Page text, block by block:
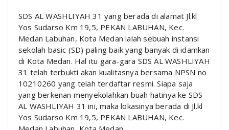
SDS AL WASHLIYAH 31 yang berada di alamat Jl.kl
Yos Sudarso Km 19,5, PEKAN LABUHAN, Kec.
Medan Labuhan, Kota Medan ialah sebuah instansi
sekolah basic (SD) paling baik yang banyak di idamkan
di Kota Medan. Hal itu gara-gara SDS AL WASHLIYAH
31 telah terbukti akan kualitasnya bersama NPSN no
10210260 yang telah terdaftar resmi. Siapa saja
yang berkenan menyekolahkan buah hatinya ke SDS
AL WASHLIYAH 31 ini, maka lokasinya berada di Jl.kl
Yos Sudarso Km 19,5, PEKAN LABUHAN, Kec.